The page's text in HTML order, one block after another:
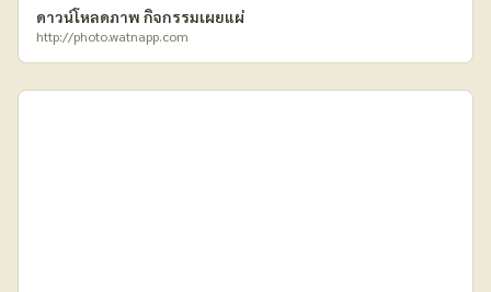
ดาวน์โหลดภาพ กิจกรรมเผยแผ่
http://photo.watnapp.com